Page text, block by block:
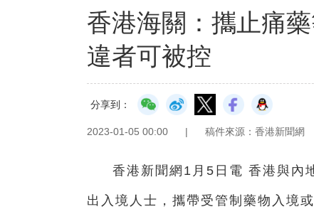
香港海關：攜止痛
違者可被控
分享到：
2023-01-05 00:00 | 稿件來源：香港新聞網
香港新聞網1月5日電 香港與內
出入境人士，攜帶受管制藥物入境